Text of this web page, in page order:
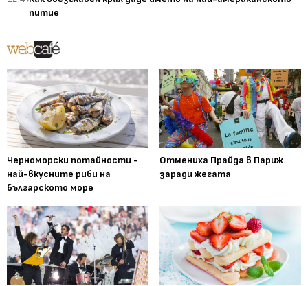
питие
Черноморски потайности -
най-вкусните риби на
българското море
Отмениха Прайда в Париж
заради жегата